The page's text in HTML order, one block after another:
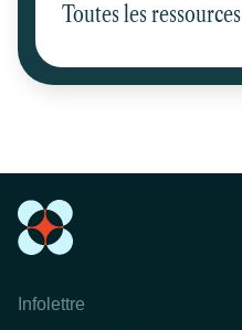
Toutes les ressources
Infolettre